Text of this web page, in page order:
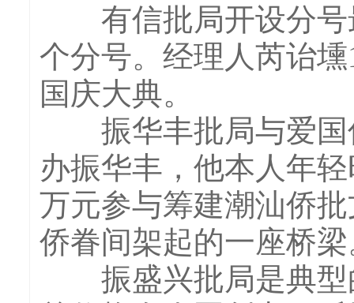
有信批局开设分号
个分号。经理人芮诒
国庆大典。
振华丰批局与爱国
办振华丰，他本人年
万元参与筹建潮汕侨
侨眷间架起的一座桥梁
振盛兴批局是典型